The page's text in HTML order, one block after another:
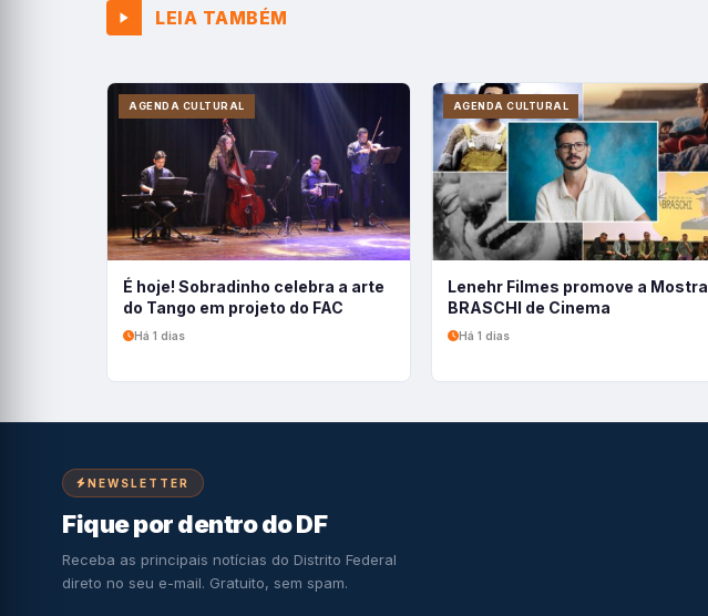
LEIA TAMBÉM
AGENDA CULTURAL
É hoje! Sobradinho celebra a arte
do Tango em projeto do FAC
Há 1 dias
AGENDA CULTURAL
Lenehr Filmes promove a Mostra
BRASCHI de Cinema
Há 1 dias
NEWSLETTER
Fique por dentro do DF
Receba as principais notícias do Distrito Federal
direto no seu e-mail. Gratuito, sem spam.